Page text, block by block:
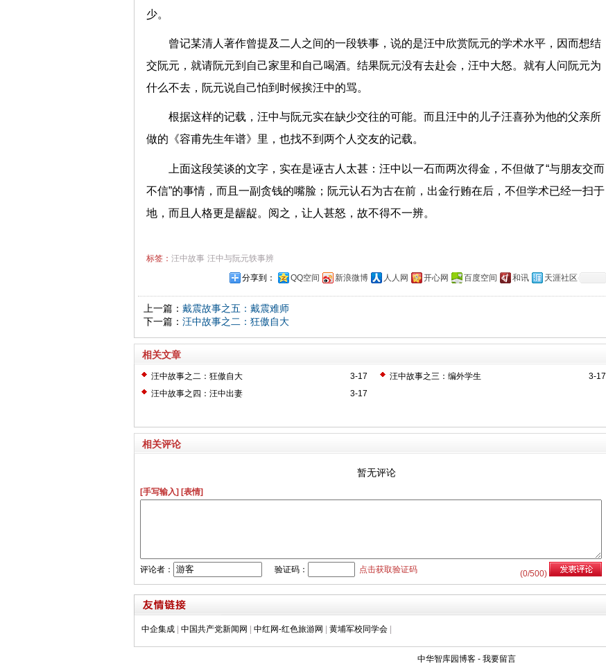
少。
曾记某清人著作曾提及二人之间的一段轶事，说的是汪中欣赏阮元的学术水平，因而想结
交阮元，就请阮元到自己家里和自己喝酒。结果阮元没有去赴会，汪中大怒。就有人问阮元为
什么不去，阮元说自己怕到时候挨汪中的骂。
根据这样的记载，汪中与阮元实在缺少交往的可能。而且汪中的儿子汪喜孙为他的父亲所
做的《容甫先生年谱》里，也找不到两个人交友的记载。
上面这段笑谈的文字，实在是诬古人太甚：汪中以一石而两次得金，不但做了“与朋友交而
不信”的事情，而且一副贪钱的嘴脸；阮元认石为古在前，出金行贿在后，不但学术已经一扫于
地，而且人格更是龌龊。阅之，让人甚怒，故不得不一辨。
标签： 汪中故事 汪中与阮元轶事辨
分享到：
QQ空间 新浪微博 人人网 开心网 百度空间 和讯 天涯社区
上一篇： 戴震故事之五：戴震难师
下一篇： 汪中故事之二：狂傲自大
相关文章
3-17
汪中故事之二：狂傲自大 3-17
汪中故事之三：编外学生
3-17
汪中故事之四：汪中出妻
相关评论
暂无评论
[手写输入] [表情]
(0/500)
评论者： 验证码： 点击获取验证码
中企集成 中国共产党新闻网 中红网-红色旅游网 黄埔军校同学会
中华智库园博客- 我要留言